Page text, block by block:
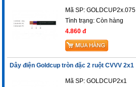
Mã SP: GOLDCUP2x.075
Tình trạng:Còn hàng
4.860 đ
Dây điện Goldcup tròn đặc 2 ruột CVVV 2x1
Mã SP: GOLDCUP2x1